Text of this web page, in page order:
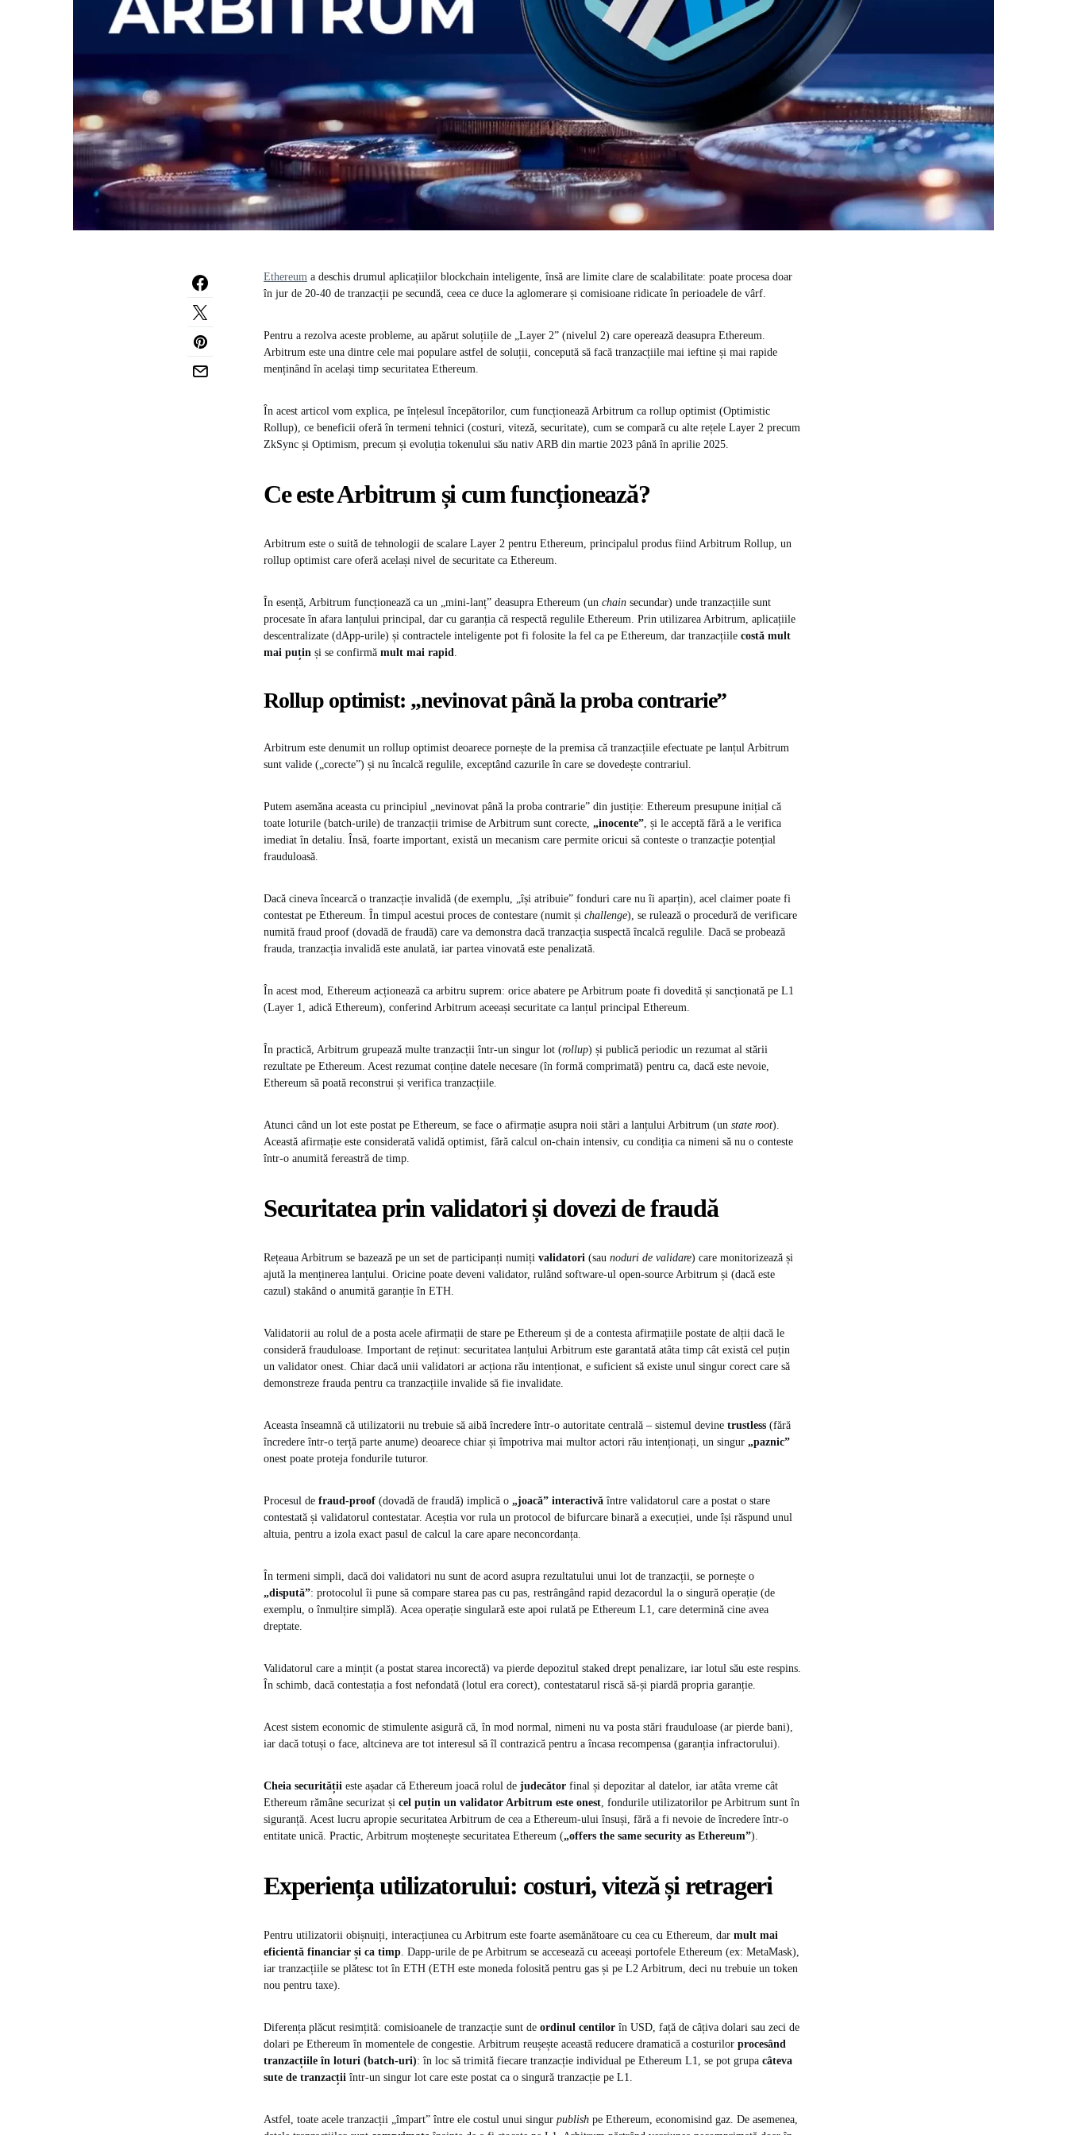
Ethereum a deschis drumul aplicațiilor blockchain inteligente, însă are limite clare de scalabilitate: poate procesa doar
în jur de 20-40 de tranzacții pe secundă, ceea ce duce la aglomerare și comisioane ridicate în perioadele de vârf​.
Pentru a rezolva aceste probleme, au apărut soluțiile de „Layer 2” (nivelul 2) care operează deasupra Ethereum.
Arbitrum este una dintre cele mai populare astfel de soluții, concepută să facă tranzacțiile mai ieftine și mai rapide
menținând în același timp securitatea Ethereum​.
În acest articol vom explica, pe înțelesul începătorilor, cum funcționează Arbitrum ca rollup optimist (Optimistic
Rollup), ce beneficii oferă în termeni tehnici (costuri, viteză, securitate), cum se compară cu alte rețele Layer 2 precum
ZkSync și Optimism, precum și evoluția tokenului său nativ ARB din martie 2023 până în aprilie 2025.
Ce este Arbitrum și cum funcționează?
Arbitrum este o suită de tehnologii de scalare Layer 2 pentru Ethereum, principalul produs fiind Arbitrum Rollup, un
rollup optimist care oferă același nivel de securitate ca Ethereum​.
În esență, Arbitrum funcționează ca un „mini-lanț” deasupra Ethereum (un chain secundar) unde tranzacțiile sunt
procesate în afara lanțului principal, dar cu garanția că respectă regulile Ethereum. Prin utilizarea Arbitrum, aplicațiile
descentralizate (dApp-urile) și contractele inteligente pot fi folosite la fel ca pe Ethereum, dar tranzacțiile costă mult
mai puțin și se confirmă mult mai rapid.
Rollup optimist: „nevinovat până la proba contrarie”
Arbitrum este denumit un rollup optimist deoarece pornește de la premisa că tranzacțiile efectuate pe lanțul Arbitrum
sunt valide („corecte”) și nu încalcă regulile, exceptând cazurile în care se dovedește contrariul​.
Putem asemăna aceasta cu principiul „nevinovat până la proba contrarie” din justiție: Ethereum presupune inițial că
toate loturile (batch-urile) de tranzacții trimise de Arbitrum sunt corecte, „inocente”, și le acceptă fără a le verifica
imediat în detaliu​. Însă, foarte important, există un mecanism care permite oricui să conteste o tranzacție potențial
frauduloasă.
Dacă cineva încearcă o tranzacție invalidă (de exemplu, „își atribuie” fonduri care nu îi aparțin), acel claimer poate fi
contestat pe Ethereum. În timpul acestui proces de contestare (numit și challenge), se rulează o procedură de verificare
numită fraud proof (dovadă de fraudă) care va demonstra dacă tranzacția suspectă încalcă regulile. Dacă se probează
frauda, tranzacția invalidă este anulată, iar partea vinovată este penalizată​.
În acest mod, Ethereum acționează ca arbitru suprem: orice abatere pe Arbitrum poate fi dovedită și sancționată pe L1
(Layer 1, adică Ethereum), conferind Arbitrum aceeași securitate ca lanțul principal Ethereum​.
În practică, Arbitrum grupează multe tranzacții într-un singur lot (rollup) și publică periodic un rezumat al stării
rezultate pe Ethereum. Acest rezumat conține datele necesare (în formă comprimată) pentru ca, dacă este nevoie,
Ethereum să poată reconstrui și verifica tranzacțiile.
Atunci când un lot este postat pe Ethereum, se face o afirmație asupra noii stări a lanțului Arbitrum (un state root).
Această afirmație este considerată validă optimist, fără calcul on-chain intensiv, cu condiția ca nimeni să nu o conteste
într-o anumită fereastră de timp.
Securitatea prin validatori și dovezi de fraudă
Rețeaua Arbitrum se bazează pe un set de participanți numiți validatori (sau noduri de validare) care monitorizează și
ajută la menținerea lanțului. Oricine poate deveni validator, rulând software-ul open-source Arbitrum și (dacă este
cazul) stakând o anumită garanție în ETH​.
Validatorii au rolul de a posta acele afirmații de stare pe Ethereum și de a contesta afirmațiile postate de alții dacă le
consideră frauduloase. Important de reținut: securitatea lanțului Arbitrum este garantată atâta timp cât există cel puțin
un validator onest​. Chiar dacă unii validatori ar acționa rău intenționat, e suficient să existe unul singur corect care să
demonstreze frauda pentru ca tranzacțiile invalide să fie invalidate.
Aceasta înseamnă că utilizatorii nu trebuie să aibă încredere într-o autoritate centrală – sistemul devine trustless (fără
încredere într-o terță parte anume) deoarece chiar și împotriva mai multor actori rău intenționați, un singur „paznic”
onest poate proteja fondurile tuturor​.
Procesul de fraud-proof (dovadă de fraudă) implică o „joacă” interactivă între validatorul care a postat o stare
contestată și validatorul contestatar. Aceștia vor rula un protocol de bifurcare binară a execuției, unde își răspund unul
altuia, pentru a izola exact pasul de calcul la care apare neconcordanța​.
În termeni simpli, dacă doi validatori nu sunt de acord asupra rezultatului unui lot de tranzacții, se pornește o
„dispută”: protocolul îi pune să compare starea pas cu pas, restrângând rapid dezacordul la o singură operație (de
exemplu, o înmulțire simplă). Acea operație singulară este apoi rulată pe Ethereum L1, care determină cine avea
dreptate​.
Validatorul care a mințit (a postat starea incorectă) va pierde depozitul staked drept penalizare, iar lotul său este respins.
În schimb, dacă contestația a fost nefondată (lotul era corect), contestatarul riscă să-și piardă propria garanție.
Acest sistem economic de stimulente asigură că, în mod normal, nimeni nu va posta stări frauduloase (ar pierde bani),
iar dacă totuși o face, altcineva are tot interesul să îl contrazică pentru a încasa recompensa (garanția infractorului).
Cheia securității este așadar că Ethereum joacă rolul de judecător final și depozitar al datelor, iar atâta vreme cât
Ethereum rămâne securizat și cel puțin un validator Arbitrum este onest, fondurile utilizatorilor pe Arbitrum sunt în
siguranță​. Acest lucru apropie securitatea Arbitrum de cea a Ethereum-ului însuși, fără a fi nevoie de încredere într-o
entitate unică. Practic, Arbitrum moștenește securitatea Ethereum („offers the same security as Ethereum”​).
Experiența utilizatorului: costuri, viteză și retrageri
Pentru utilizatorii obișnuiți, interacțiunea cu Arbitrum este foarte asemănătoare cu cea cu Ethereum, dar mult mai
eficientă financiar și ca timp. Dapp-urile de pe Arbitrum se accesează cu aceeași portofele Ethereum (ex: MetaMask),
iar tranzacțiile se plătesc tot în ETH (ETH este moneda folosită pentru gas și pe L2 Arbitrum, deci nu trebuie un token
nou pentru taxe).
Diferența plăcut resimțită: comisioanele de tranzacție sunt de ordinul centilor în USD, față de câțiva dolari sau zeci de
dolari pe Ethereum în momentele de congestie. Arbitrum reușește această reducere dramatică a costurilor procesând
tranzacțiile în loturi (batch-uri): în loc să trimită fiecare tranzacție individual pe Ethereum L1, se pot grupa câteva
sute de tranzacții într-un singur lot care este postat ca o singură tranzacție pe L1​.
Astfel, toate acele tranzacții „împart” între ele costul unui singur publish pe Ethereum, economisind gaz. De asemenea,